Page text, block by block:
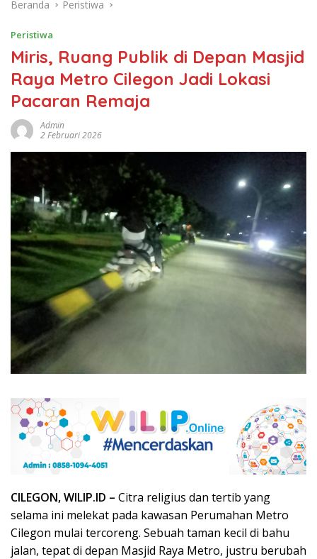
Beranda Peristiwa
Peristiwa
Miris, Ruang Publik di Depan Masjid
Raya Metro Cilegon Jadi Lokasi
Pacaran Remaja
Admin
2 Februari 2026
CILEGON, WILIP.ID – Citra religius dan tertib yang
selama ini melekat pada kawasan Perumahan Metro
Cilegon mulai tercoreng. Sebuah taman kecil di bahu
jalan, tepat di depan Masjid Raya Metro, justru berubah